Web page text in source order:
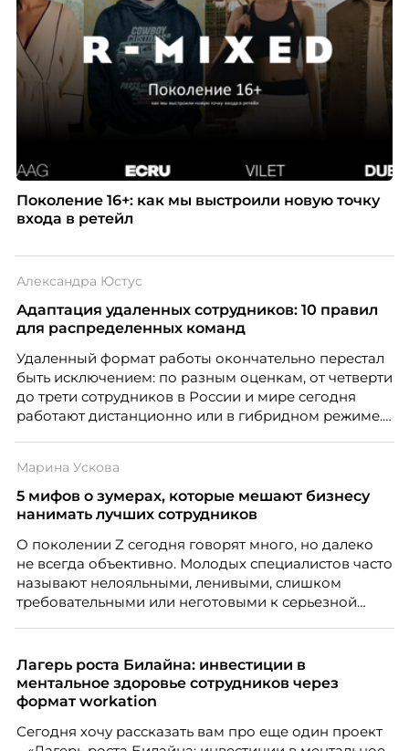
Поколение 16+: как мы выстроили новую точку
входа в ретейл
Александра Юстус
Адаптация удаленных сотрудников: 10 правил
для распределенных команд
Удаленный формат работы окончательно перестал
быть исключением: по разным оценкам, от четверти
до трети сотрудников в России и мире сегодня
работают дистанционно или в гибридном режиме.
адаптация во многом происходит сама собой, то на
расстоянии она требует осознанного
проектирования — иначе компания рискует
Марина Ускова
5 мифов о зумерах, которые мешают бизнесу
нанимать лучших сотрудников
О поколении Z сегодня говорят много, но далеко
не всегда объективно. Молодых специалистов часто
называют нелояльными, ленивыми, слишком
требовательными или неготовыми к серьезной
кадровых ошибок. В этой статье Марина Ускова,
руководитель отдела подбора персонала
рекрутинговой компании, разбирает самые
почему устаревшие представления мешают
Лагерь роста Билайна: инвестиции в
ментальное здоровье сотрудников через
формат workation
Сегодня хочу рассказать вам про еще один проект